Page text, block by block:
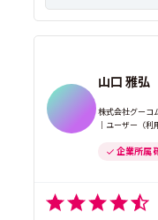
山口 雅弘
株式会社グーコ
｜ユーザー（
企業所属